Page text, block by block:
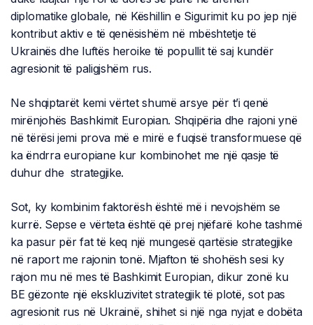
diplomatike globale, në Këshillin e Sigurimit ku po jep një
kontribut aktiv e të qenësishëm në mbështetje të
Ukrainës dhe luftës heroike të popullit të saj kundër
agresionit të paligjshëm rus.
Ne shqiptarët kemi vërtet shumë arsye për t’i qenë
mirënjohës Bashkimit Europian. Shqipëria dhe rajoni ynë
në tërësi jemi prova më e mirë e fuqisë transformuese që
ka ëndrra europiane kur kombinohet me një qasje të
duhur dhe strategjike.
Sot, ky kombinim faktorësh është më i nevojshëm se
kurrë. Sepse e vërteta është që prej njëfarë kohe tashmë
ka pasur për fat të keq një mungesë qartësie strategjike
në raport me rajonin tonë. Mjafton të shohësh sesi ky
rajon mu në mes të Bashkimit Europian, dikur zonë ku
BE gëzonte një ekskluzivitet strategjik të plotë, sot pas
agresionit rus në Ukrainë, shihet si një nga nyjat e dobëta